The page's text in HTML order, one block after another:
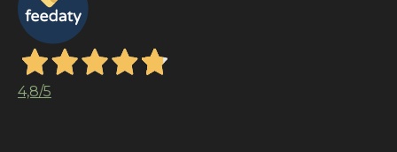
4,8/5